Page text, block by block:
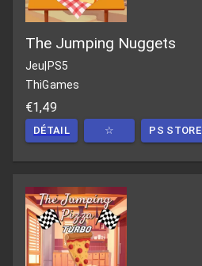
The Jumping Nuggets
Jeu|PS5
ThiGames
€1,49
DÉTAIL ☆ PS STORE